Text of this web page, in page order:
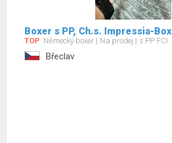
Boxer s PP, Ch.s. Impressia-Box
TOP Německý boxer Na prodej s PP FCI
Břeclav